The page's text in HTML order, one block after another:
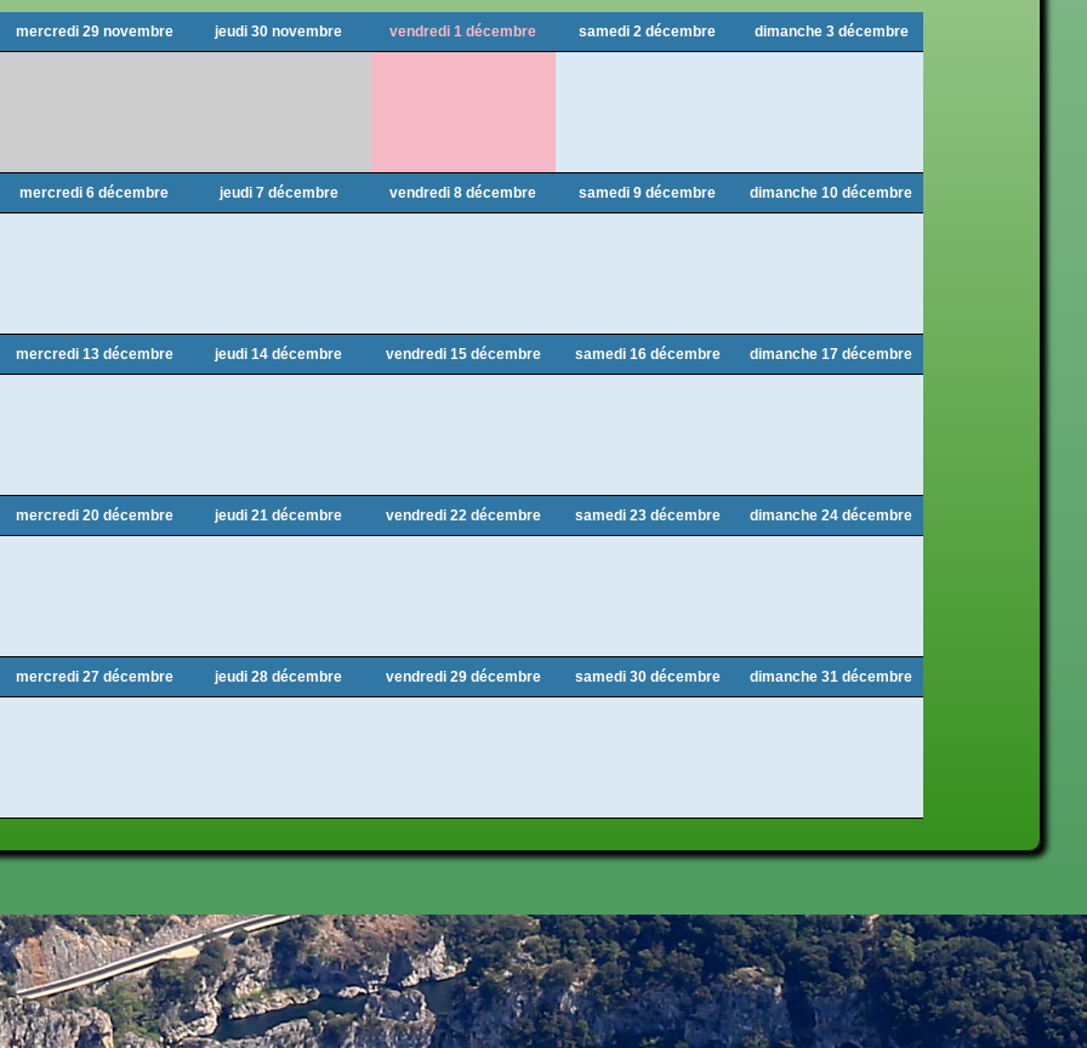
mercredi 29 novembre jeudi 30 novembre vendredi 1 décembre samedi 2 décembre dimanche 3 décembre
mercredi 6 décembre jeudi 7 décembre vendredi 8 décembre samedi 9 décembre dimanche 10 décembre
mercredi 13 décembre jeudi 14 décembre vendredi 15 décembre samedi 16 décembre dimanche 17 décembre
mercredi 20 décembre jeudi 21 décembre vendredi 22 décembre samedi 23 décembre dimanche 24 décembre
mercredi 27 décembre jeudi 28 décembre vendredi 29 décembre samedi 30 décembre dimanche 31 décembre